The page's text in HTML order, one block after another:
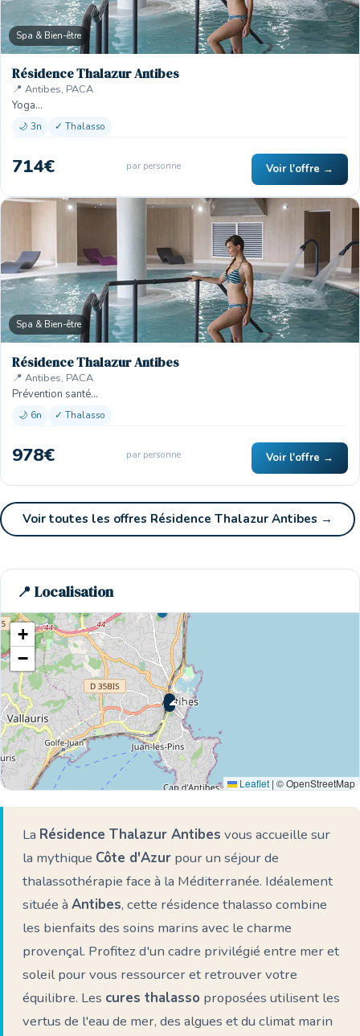
Spa & Bien-être
Résidence Thalazur Antibes
📍 Antibes, PACA
Yoga…
🌙 3n ✓ Thalasso
714€ par personne Voir l'offre →
Spa & Bien-être
Résidence Thalazur Antibes
📍 Antibes, PACA
Prévention santé…
🌙 6n ✓ Thalasso
978€ par personne Voir l'offre →
Voir toutes les offres Résidence Thalazur Antibes →
📍 Localisation
🌊 Ici
🏨
🏨
+
−
Leaflet | © OpenStreetMap
La Résidence Thalazur Antibes vous accueille sur
la mythique Côte d'Azur pour un séjour de
thalassothérapie face à la Méditerranée. Idéalement
située à Antibes, cette résidence thalasso combine
les bienfaits des soins marins avec le charme
provençal. Profitez d'un cadre privilégié entre mer et
soleil pour vous ressourcer et retrouver votre
équilibre. Les cures thalasso proposées utilisent les
vertus de l'eau de mer, des algues et du climat marin